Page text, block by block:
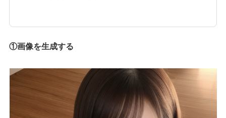
①画像を生成する